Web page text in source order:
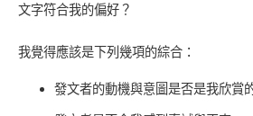
文字符合我的偏好？
我覺得應該是下列幾項的綜合：
發文者的動機與意圖是否是我欣賞